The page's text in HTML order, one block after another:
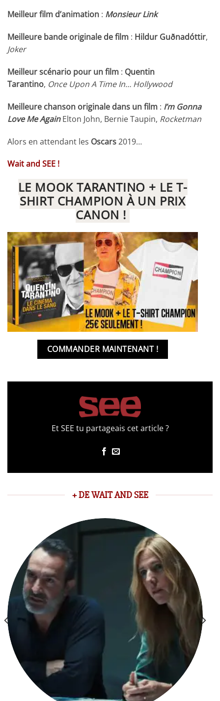
Meilleur film d’animation : Monsieur Link
Meilleure bande originale de film : Hildur Guðnadóttir,
Joker
Meilleur scénario pour un film : Quentin
Tarantino, Once Upon A Time In… Hollywood
Meilleure chanson originale dans un film : I’m Gonna
Love Me AgainElton John, Bernie Taupin, Rocketman
Alors en attendant les Oscars2019…
Wait and SEE !
LE MOOK TARANTINO + LE T-
SHIRT CHAMPION À UN PRIX
CANON !
COMMANDER MAINTENANT !
Et SEE tu partageais cet article ?
+ DE WAIT AND SEE